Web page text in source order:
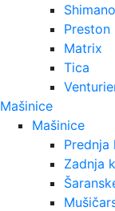
Shimano
Preston
Matrix
Tica
Mašinice
Mašinice
Prednja
Zadnja